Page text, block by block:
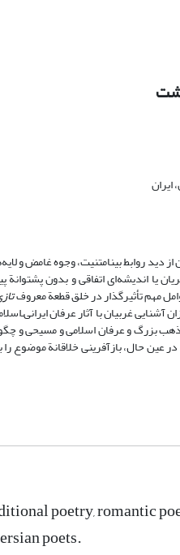
ایران
دید روابط بینامتنیت، وجوه غامض و
یا اندیشه‌ای اتفاقی و بدون پشتوانة
مهم تأثیرگذار در خلق قطعة معروف
غربیان با آثار عرفان
مذهب بزرگ و عرفان اسلامی و مسیحی و
عین حال، بازآفرینی خلاقانة موضوع
poetry, romantic
poets.